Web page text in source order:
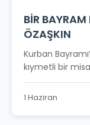
BİR
ÖZAŞKIN
Kurban
kıymetli bir
1 Haziran